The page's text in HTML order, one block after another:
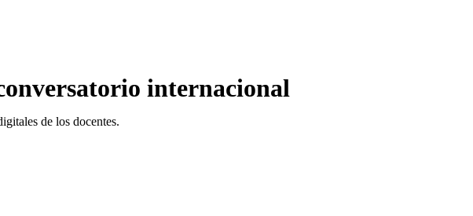
internacional
de los docentes.